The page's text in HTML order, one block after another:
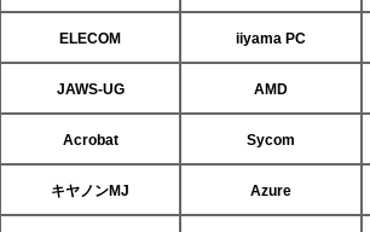
ELECOM iiyama PC
JAWS-UG AMD
Acrobat Sycom
キヤノンMJ Azure